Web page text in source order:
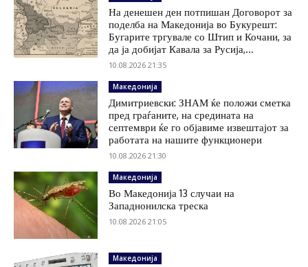
На денешен ден потпишан Договорот за
поделба на Македонија во Букурешт:
Бугарите тргувале со Штип и Кочани, за
да ја добијат Кавала за Русија,...
10.08.2026 21:35
Македонија
Димитриевски: ЗНАМ ќе положи сметка
пред граѓаните, на средината на
септември ќе го објавиме извештајот за
работата на нашите функционери
10.08.2026 21:30
Македонија
Во Македонија 13 случаи на
Западнонилска треска
10.08.2026 21:05
Македонија